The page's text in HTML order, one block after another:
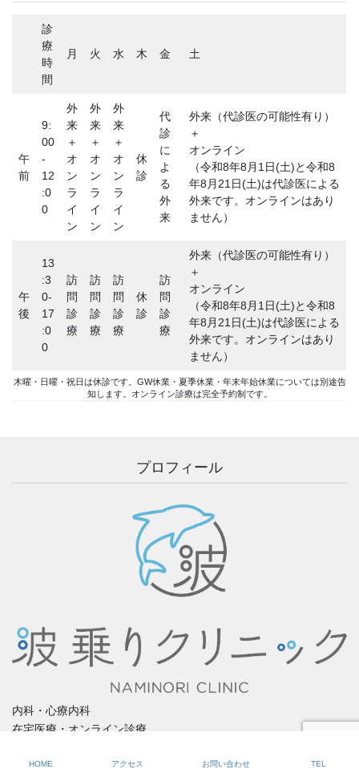
診
療
時
間
月 火 水 木 金 土
午
前
9:
00
-
12
:0
0
外
来
＋
オ
ン
ラ
イ
ン
外
来
＋
オ
ン
ラ
イ
ン
外
来
＋
オ
ン
ラ
イ
ン
休
診
代
診
に
よ
る
外
来
外来（代診医の可能性有り）
＋
オンライン
（令和8年8月1日(土)と令和8
年8月21日(土)は代診医による
外来です。オンラインはあり
ません）
午
後
13
:3
0-
17
:0
0
訪
問
診
療
訪
問
診
療
訪
問
診
療
休
診
訪
問
診
療
外来（代診医の可能性有り）
＋
オンライン
（令和8年8月1日(土)と令和8
年8月21日(土)は代診医による
外来です。オンラインはあり
ません）
木曜・日曜・祝日は休診です。GW休業・夏季休業・年末年始休業については別途告
知します。オンライン診療は完全予約制です。
プロフィール
内科・心療内科
在宅医療・オンライン診療
（こばやかわ せつ）
HOME アクセス お問い合わせ TEL